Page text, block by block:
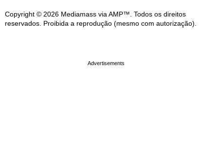
Copyright © 2026 Mediamass via AMP™. Todos os direitos
reservados. Proibida a reprodução (mesmo com autorização).